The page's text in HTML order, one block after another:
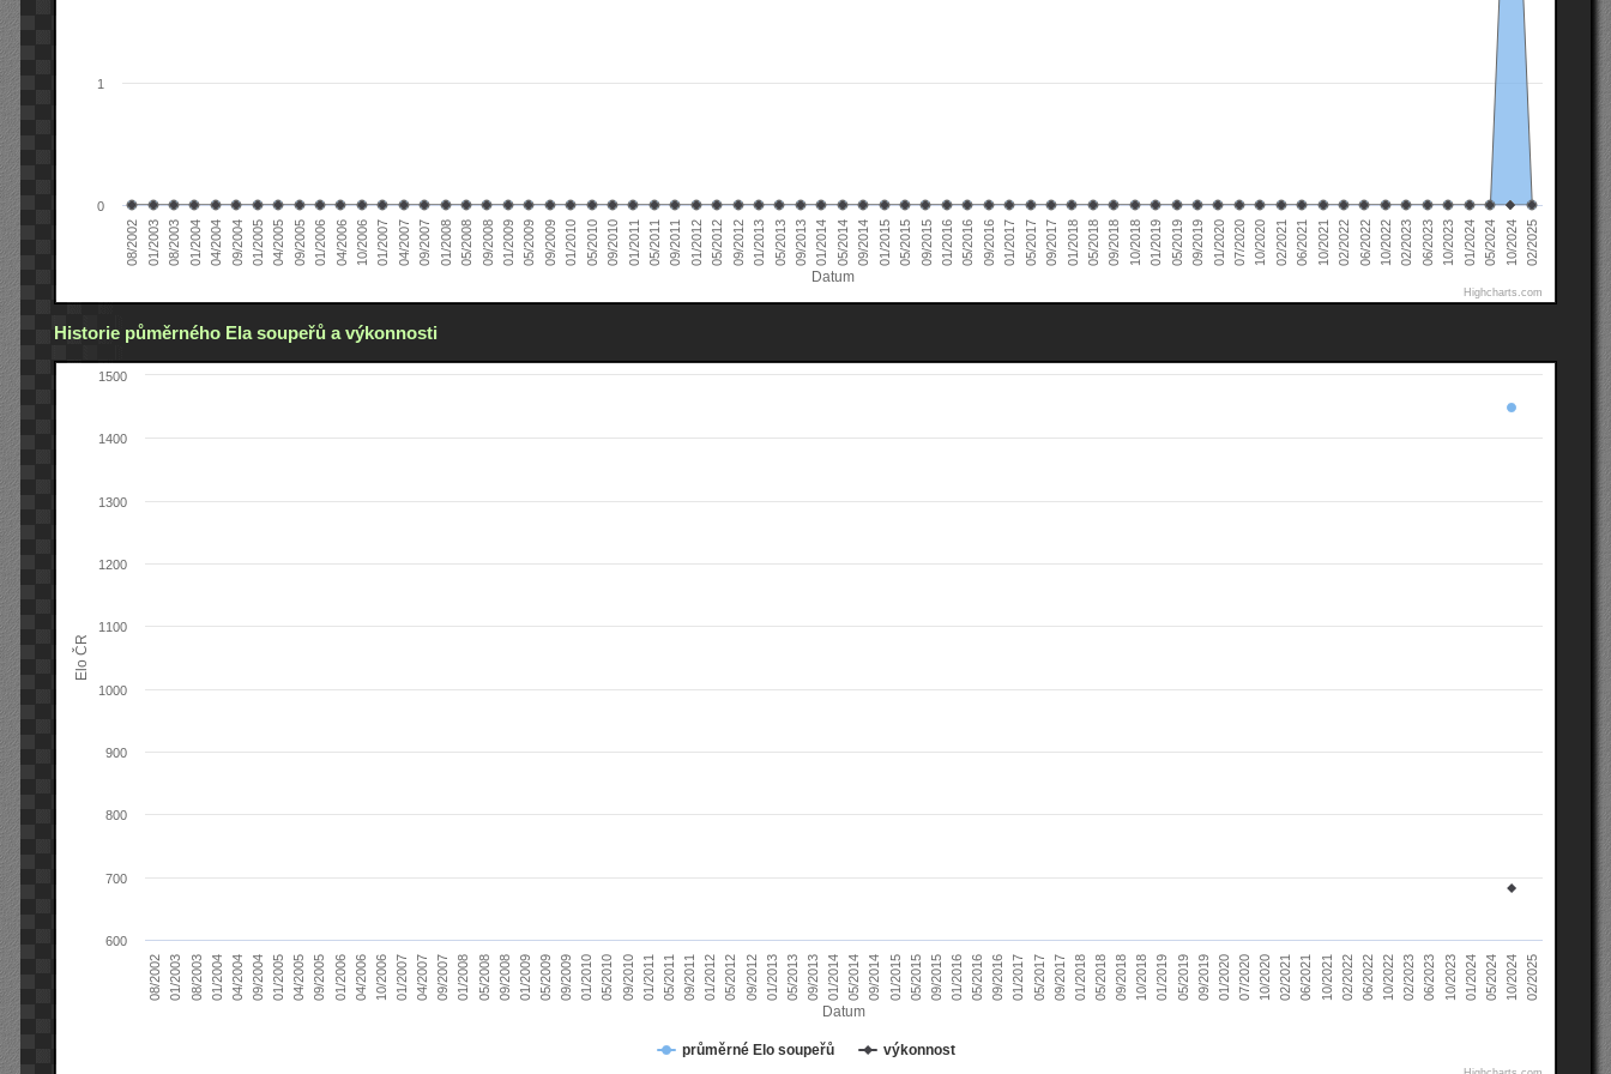
Datum
08/2002 01/2003 08/2003 01/2004 04/2004 09/2004 01/2005 04/2005 09/2005 01/2006 04/2006 10/2006 01/2007 04/2007 09/2007 01/2008 05/2008 09/2008 01/2009 05/2009 09/2009 01/2010 05/2010 09/2010 01/2011 05/2011 09/2011 01/2012 05/2012 09/2012 01/2013 05/2013 09/2013 01/2014 05/2014 09/2014 01/2015 05/2015 09/2015 01/2016 05/2016 09/2016 01/2017 05/2017 09/2017 01/2018 05/2018 09/2018 10/2018 01/2019 05/2019 09/2019 01/2020 07/2020 10/2020 02/2021 06/2021 10/2021 02/2022 06/2022 10/2022 02/2023 06/2023 10/2023 01/2024 05/2024 10/2024 02/2025
0
1
Highcharts.com
Historie půměrného Ela soupeřů a výkonnosti
Datum
Elo ČR
průměrné Elo soupeřů výkonnost
08/2002 01/2003 08/2003 01/2004 04/2004 09/2004 01/2005 04/2005 09/2005 01/2006 04/2006 10/2006 01/2007 04/2007 09/2007 01/2008 05/2008 09/2008 01/2009 05/2009 09/2009 01/2010 05/2010 09/2010 01/2011 05/2011 09/2011 01/2012 05/2012 09/2012 01/2013 05/2013 09/2013 01/2014 05/2014 09/2014 01/2015 05/2015 09/2015 01/2016 05/2016 09/2016 01/2017 05/2017 09/2017 01/2018 05/2018 09/2018 10/2018 01/2019 05/2019 09/2019 01/2020 07/2020 10/2020 02/2021 06/2021 10/2021 02/2022 06/2022 10/2022 02/2023 06/2023 10/2023 01/2024 05/2024 10/2024 02/2025
600
700
800
900
1000
1100
1200
1300
1400
1500